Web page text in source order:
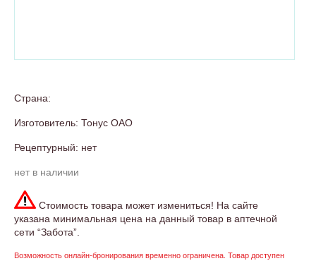
Страна:
Изготовитель: Тонус ОАО
Рецептурный: нет
нет в наличии
Стоимость товара может измениться! На сайте
указана минимальная цена на данный товар в аптечной
сети “Забота”.
Возможность онлайн-бронирования временно ограничена. Товар доступен